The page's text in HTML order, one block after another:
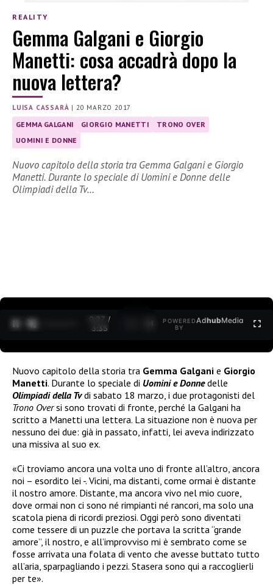
REALITY
Gemma Galgani e Giorgio
Manetti: cosa accadrà dopo la
nuova lettera?
LUISA CASSARÀ | 20 MARZO 2017
GEMMA GALGANI GIORGIO MANETTI
TRONO OVER
UOMINI E DONNE
Nuovo capitolo della storia tra Gemma Galgani e Giorgio
Manetti. Durante lo speciale di Uomini e Donne delle
Olimpiadi della Tv…
0:28 /
3:35
POWERED
BY
AdhubMedia
Nuovo capitolo della storia tra Gemma Galgani e Giorgio
Manetti. Durante lo speciale di Uomini e Donnedelle
Olimpiadi della Tv di sabato 18 marzo, i due protagonisti del
Trono Oversi sono trovati di fronte, perché la Galgani ha
scritto a Manetti una lettera. La situazione non è nuova per
nessuno dei due: già in passato, infatti, lei aveva indirizzato
una missiva al suo ex.
«Ci troviamo ancora una volta uno di fronte all’altro, ancora
noi – esordito lei -. Vicini, ma distanti, come ormai è distante
il nostro amore. Distante, ma ancora vivo nel mio cuore,
dove ormai non ci sono né rimpianti né rancori, ma solo una
scatola piena di ricordi preziosi. Oggi però sono diventati
come tessere di un puzzle che portava la scritta “grande
amore”, il nostro, e all’improvviso mi è sembrato come se
fosse arrivata una folata di vento che avesse buttato tutto
all’aria, sparpagliando i pezzi. Stasera sono qui a raccoglierli
per te».